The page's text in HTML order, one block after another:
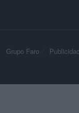
Grupo Faro Publicidad